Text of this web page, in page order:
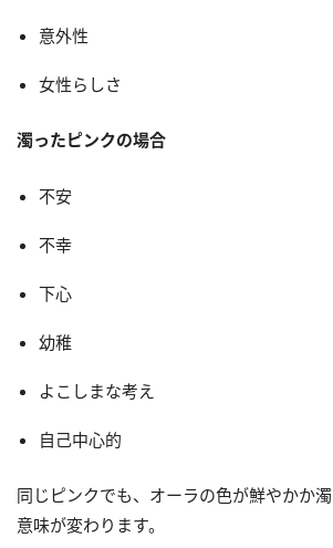
意外性
女性らしさ
濁ったピンクの場合
不安
不幸
下心
幼稚
よこしまな考え
自己中心的
同じピンクでも、オーラの色が鮮やかか
意味が変わります。